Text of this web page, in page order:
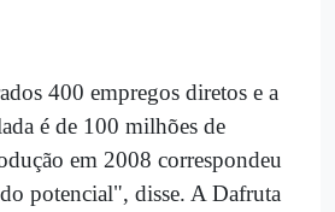
400 empregos diretos e a
é de 100 milhões de
em 2008 correspondeu
potencial", disse. A Dafruta